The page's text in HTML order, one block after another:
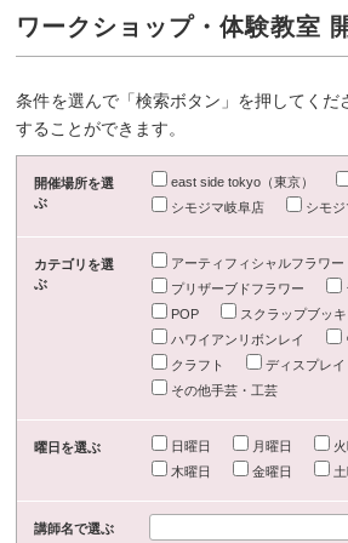
ワークショップ・体験教室
条件を選んで「検索ボタン」を押してくだ
することができます。
開催場所を選
ぶ
east side tokyo（東京）
シモジマ岐阜店
シモジ
カテゴリを選
ぶ
アーティフィシャルフラワー
プリザーブドフラワー
POP
スクラップブッ
ハワイアンリボンレイ
クラフト
ディスプレイ
その他手芸・工芸
曜日を選ぶ 日曜日 月曜日
木曜日
金曜日
講師名で選ぶ